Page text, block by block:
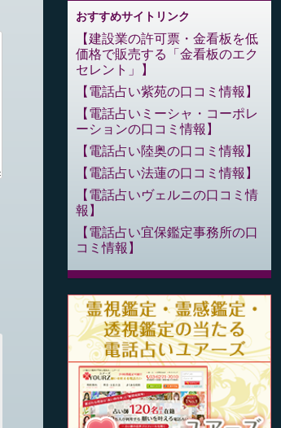
おすすめサイトリンク
建設業の許可票・金看板を低
価格で販売する「金看板のエク
セレント」
電話占い紫苑の口コミ情報
電話占いミーシャ・コーポレ
ーションの口コミ情報
電話占い陸奥の口コミ情報
電話占い法蓮の口コミ情報
電話占いヴェルニの口コミ情
報
電話占い宜保鑑定事務所の口
コミ情報